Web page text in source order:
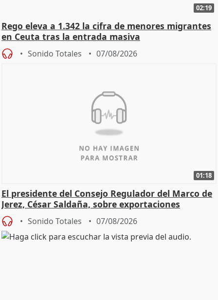
02:19
Rego eleva a 1.342 la cifra de menores migrantes
en Ceuta tras la entrada masiva
Sonido Totales 07/08/2026
01:18
El presidente del Consejo Regulador del Marco de
Jerez, César Saldaña, sobre exportaciones
Sonido Totales 07/08/2026